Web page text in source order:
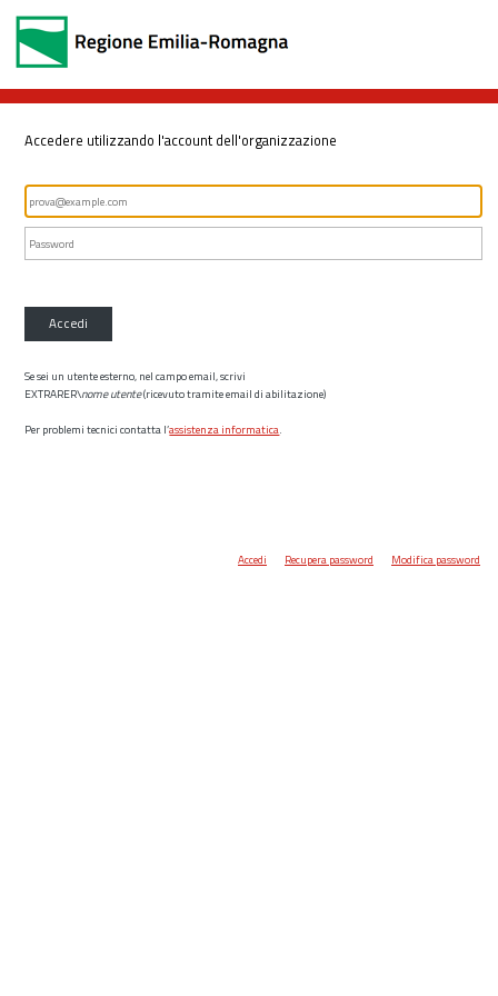
Accedere utilizzando l'account dell'organizzazione
Accedi
Se sei un utente esterno, nel campo email, scrivi
EXTRARER\nome utente(ricevuto tramite email di abilitazione)
Per problemi tecnici contatta l’assistenza informatica.
Accedi Recupera password Modifica password